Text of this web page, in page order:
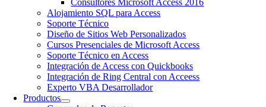
Consultores Microsoft Access 2016
Alojamiento SQL para Access
Soporte Técnico
Diseño de Sitios Web Personalizados
Cursos Presenciales de Microsoft Access
Soporte Técnico en Access
Integración de Access con Quickbooks
Integración de Ring Central con Acceess
Experto VBA Desarrollador
Productos